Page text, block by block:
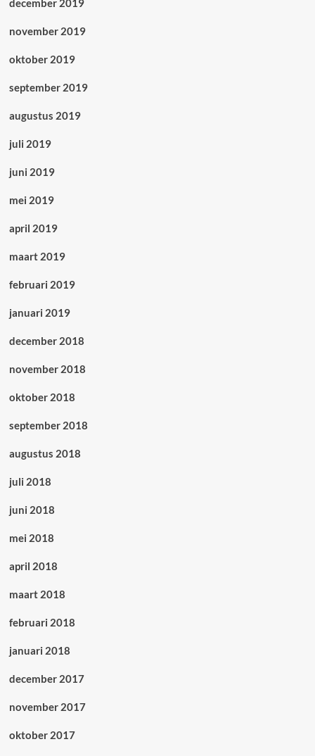
december 2019
november 2019
oktober 2019
september 2019
augustus 2019
juli 2019
juni 2019
mei 2019
april 2019
maart 2019
februari 2019
januari 2019
december 2018
november 2018
oktober 2018
september 2018
augustus 2018
juli 2018
juni 2018
mei 2018
april 2018
maart 2018
februari 2018
januari 2018
december 2017
november 2017
oktober 2017